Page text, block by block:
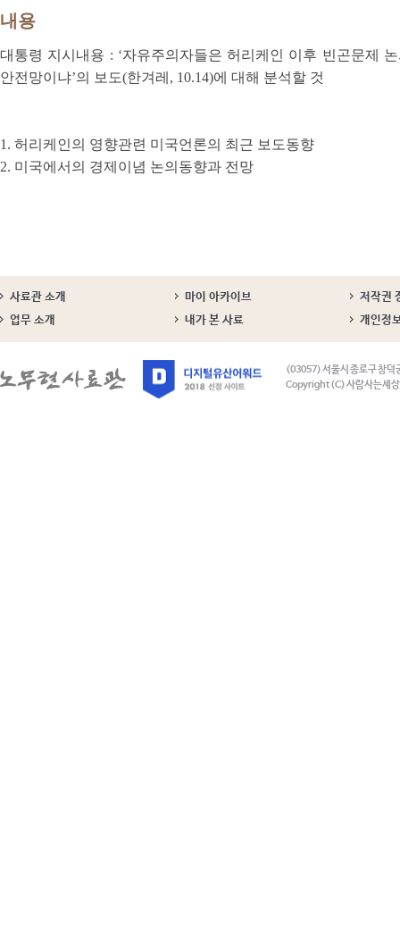
내용
대통령 지시내용 : ‘자유주의자들은 허리케인 이후 빈곤문제
안전망이냐’의 보도(한겨레, 10.14)에 대해 분석할 것
1. 허리케인의 영향관련 미국언론의 최근 보도동향
2. 미국에서의 경제이념 논의동향과 전망
사료관 소개 마이 아카이브
저작권
업무 소개
내가 본 사료 개인정
(03057) 서울시 종로구 창덕
Copyright (C) 사람사는세